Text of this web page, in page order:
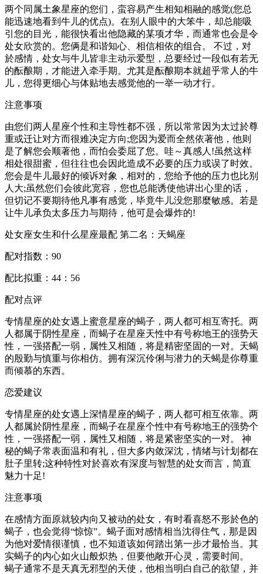
两个同属土象星座的您们，蛮容易产生相知相融的感觉(您总
能迅速地看到牛儿的优点)。在别人眼中的大笨牛，却总能吸
引您的目光，能很快看出他隐藏的某项才华，而通常也会是令
处女欣赏的。您俩是和谐知心、相信相依的组合。 不过，对
於感情，处女与牛儿皆非主动示爱型，总要经过一段似有若无
的酝酿期，才能进入牵手期。尤其是酝酿期本就超乎常人的牛
儿，您得更细心与体贴地去感觉他的一举一动才行。
注意事项
由您们两人星座个性和主导性都不强，所以常常因为太过於尊
重或迁让对方而很难决定方向;您因为爱而全然依著他，他则
是了解您会顺著他，而怕会委屈了您。哇～真感人!虽然这样
相处很甜蜜，但往往也会因此造成不必要的压力或误了时效。
您会是牛儿最好的倾诉对象，相对的，您给予他的压力也比别
人大;虽然您们会彼此宽容，您也总能诱使他讲出心里的话，
但切记不要期待他凡事有感觉，毕竟牛儿没您那麼敏感。若是
让牛儿承负太多压力与期待，他可是会爆炸的!
处女座女生和什么星座最配 第二名：天蝎座
配对指数：90
配比拟重：44：56
配对点评
专情星座的处女遇上蜜意星座的蝎子，两人都可相互寄托。两
人都属于阴性星座，而蝎子在星座天性中有号称地王的强势天
性，一强搭配一弱，属性又相随，将是精密坚固的一对。天蝎
的殷勤与慎重与你相仿。拥有深沉伶俐与潜力的天蝎是你尊重
而倾慕的东西。
恋爱建议
专情星座的处女遇上深情星座的蝎子，两人都可相互依靠。两
人都属於阴性星座，而蝎子在星座个性中有号称地王的强势个
性，一强搭配一弱，属性又相随，将是紧密坚实的一对。 神
秘的蝎子常表面温和有礼，但大多内敛深沈，情绪与计划都在
肚子里转;这种特性对於喜欢有深度与智慧的处女而言，简直
魅力十足!
注意事项
在感情方面原就较内向又被动的处女，有时看喜怒不形於色的
蝎子，也会觉得“惊惊”。蝎子面对感情相当沈得住气，那是因
为他对爱情很谨慎，也不知道该如何踏出第一步才最恰当。其
实蝎子的内心如火山般炽热，但要他敞开心灵，需要时间。
蝎子通常不是天真无邪型的天使，他相当明白自己的欲望，并